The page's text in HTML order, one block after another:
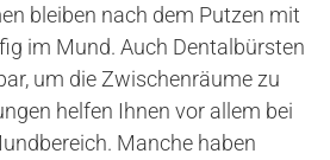
bleiben nach dem Putzen mit
im Mund. Auch Dentalbürsten
um die Zwischenräume zu
helfen Ihnen vor allem bei
Manche haben